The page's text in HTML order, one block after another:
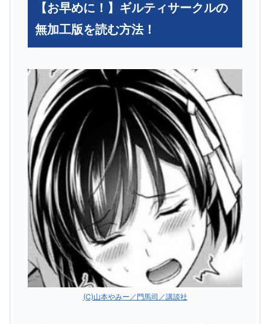
【お早めに！】ギルティサークルの
無加工版を読む方法！
(C)山本やみー／門馬司／講談社